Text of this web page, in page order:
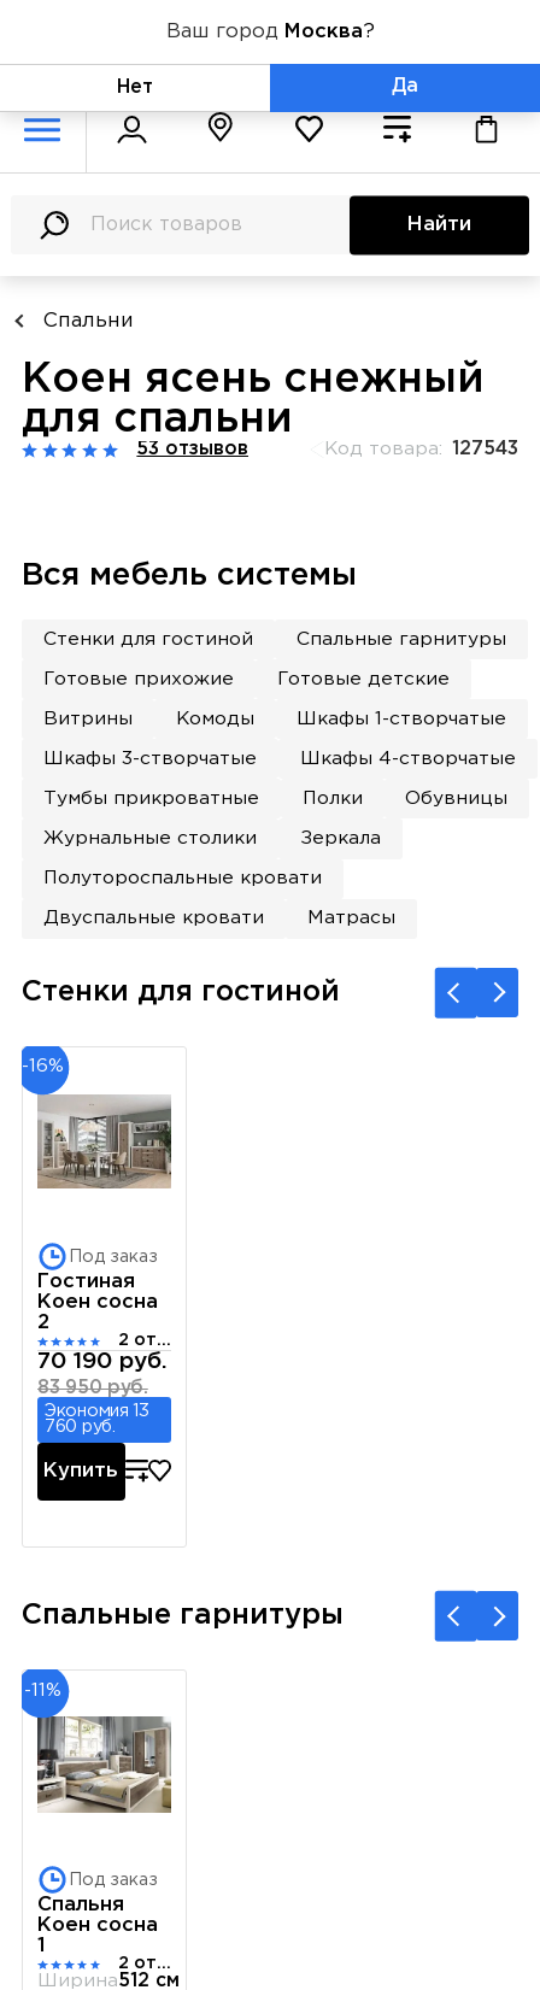
+7 (800) 775-71-06
Найти
Спальни
Коен ясень снежный
для спальни
Код товара: 127543
53 отзывов
Вся мебель системы
Стенки для гостиной Спальные гарнитуры
Готовые прихожие Готовые детские
Витрины Комоды Шкафы 1-створчатые
Шкафы 3-створчатые Шкафы 4-створчатые
Тумбы прикроватные Полки Обувницы
Журнальные столики Зеркала
Полутороспальные кровати
Двуспальные кровати Матрасы
Стенки для гостиной
-16%
Под заказ
Гостиная
Коен сосна
2
2 отзыва
70 190 руб.
83 950 руб.
Экономия 13
760 руб.
Купить
Спальные гарнитуры
-11%
Под заказ
Спальня
Коен сосна
1
2 отзыва
Ширина512 см
Ваш город Москва?
Нет Да